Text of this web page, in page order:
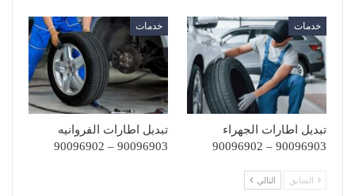
خدمات
تبديل اطارات الجهراء
90096903 – 90096902
خدمات
تبديل اطارات الفروانيه
90096903 – 90096902
السابق التالي